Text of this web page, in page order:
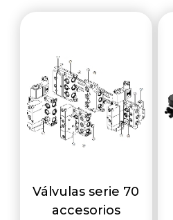
Válvulas serie 70
accesorios